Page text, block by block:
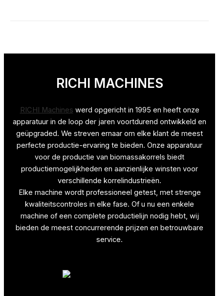
RICHI MACHINES
RICHI Machines werd opgericht in 1995 en heeft onze
apparatuur in de loop der jaren voortdurend ontwikkeld en
geüpgraded. We streven ernaar om elke klant de meest
perfecte productie-ervaring te bieden. Onze apparatuur
voor de productie van biomassakorrels biedt
productiemogelijkheden en aanzienlijke winsten voor
verschillende korrelindustrieën.
Elke machine wordt professioneel getest, met strenge
kwaliteitscontroles in elke fase. Of u nu een enkele
machine of een complete productielijn nodig hebt, wij
bieden de meest concurrerende prijzen en betrouwbare
service.